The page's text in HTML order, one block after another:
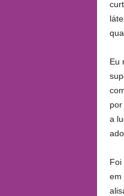
Eu
a
Foi
em